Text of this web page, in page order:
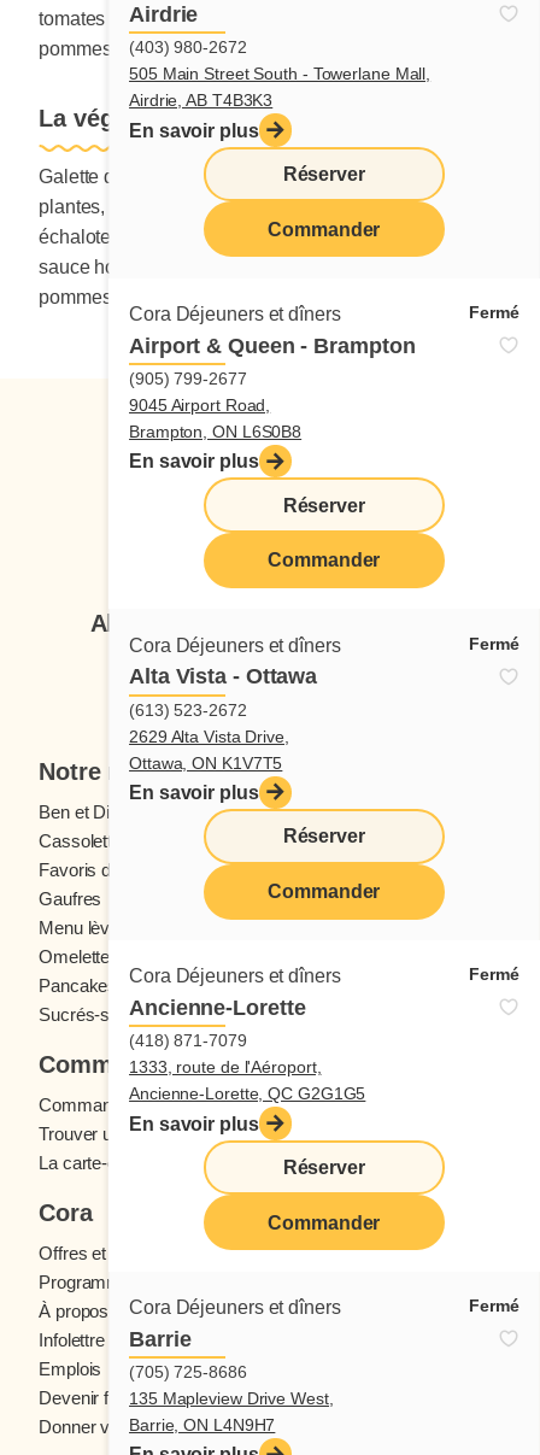
Airdrie
(403) 980-2672
505 Main Street South - Towerlane Mall,
Airdrie, AB T4B3K3
En savoir plus
Réserver
Commander
Cora Déjeuners et dîners Fermé
Airport & Queen - Brampton
(905) 799-2677
9045 Airport Road,
Brampton, ON L6S0B8
En savoir plus
Réserver
Commander
Cora Déjeuners et dîners Fermé
Alta Vista - Ottawa
(613) 523-2672
2629 Alta Vista Drive,
Ottawa, ON K1V7T5
En savoir plus
Réserver
Commander
Cora Déjeuners et dîners Fermé
Ancienne-Lorette
(418) 871-7079
1333, route de l'Aéroport,
Ancienne-Lorette, QC G2G1G5
En savoir plus
Réserver
Commander
Cora Déjeuners et dîners Fermé
Barrie
(705) 725-8686
135 Mapleview Drive West,
Barrie, ON L4N9H7
tomates séchées, échalotes, sauce hollandaise,
pommes de terre et un œuf.
La végé
Galette de végé-saucisse à déjeuner à base de
plantes, poivrons, brocoli, chou-fleur, carottes,
échalotes, champignons, oignons, sauce barbecue,
sauce hollandaise fromagée et légèrement épicée,
pommes de terre et un œuf.
Suivez-nous
Abonnez-vous à notre infolettre
Je veux m'inscrire
Notre menu
Ben et Dictine
Boissons
Cassolettes
Crêpes
Favoris des ados
Gaufres
Menu enfants
Menu lève-tôt
Omelettes et Crêpomelettes
Pancakes
Sandwichs
Sucrés-salés
Commander
Commande en ligne
Trouver un restaurant
La carte-cadeau Cora
Cora
Offres et concours
Programme fidélité Cora
À propos des restaurants Cora
Infolettre Cora
Emplois
Devenir franchisé
Donner votre avis